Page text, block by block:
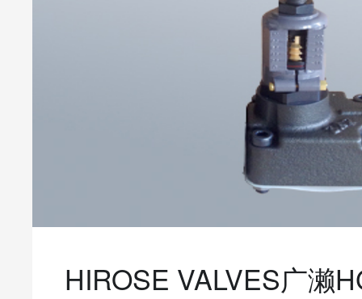
HIROSE VALVES广濑